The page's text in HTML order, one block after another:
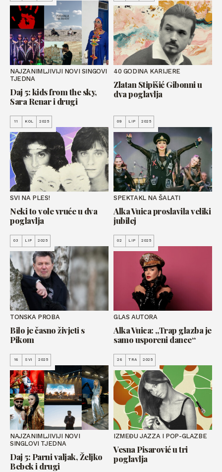
NAJZANIMLJIVIJI NOVI SINGOVI
TJEDNA
Daj 5: kids from the sky,
Sara Renar i drugi
40 GODINA KARIJERE
Zlatan Stipišić Gibonni u
dva poglavlja
11 KOL 2025
SVI NA PLES!
Neki to vole vruće u dva
poglavlja
09 LIP 2025
SPEKTAKL NA ŠALATI
Alka Vuica proslavila veliki
jubilej
03 LIP 2025
TONSKA PROBA
Bilo je časno živjeti s
Pikom
02 LIP 2025
GLAS AUTORA
Alka Vuica: „Trap glazba je
samo usporeni dance“
16 SVI 2025
NAJZANIMLJIVIJI NOVI
SINGLOVI TJEDNA
Daj 5: Parni valjak, Željko
Bebek i drugi
26 TRA 2025
IZMEĐU JAZZA I POP-GLAZBE
Vesna Pisarović u tri
poglavlja